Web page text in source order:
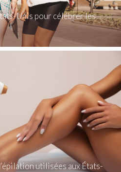
Unis pour célébrer les
utilisées aux États-